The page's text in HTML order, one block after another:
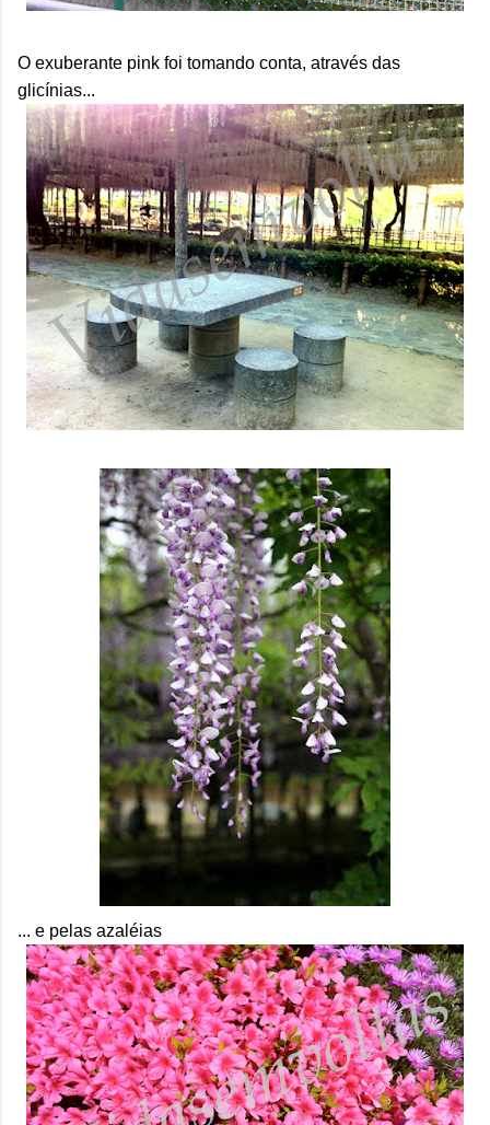
O exuberante pink foi tomando conta, através das
glicínias...
... e pelas azaléias